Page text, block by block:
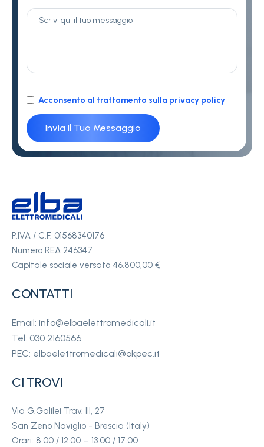
Acconsento al trattamento sulla privacy policy
P.IVA / C.F. 01568340176
Numero REA 246347
Capitale sociale versato 46.800,00 €
CONTATTI
Email: info@elbaelettromedicali.it
Tel: 030 2160566
PEC: elbaelettromedicali@okpec.it
CI TROVI
Via G.Galilei Trav. III, 27
San Zeno Naviglio - Brescia (Italy)
Orari: 8:00 / 12:00 – 13:00 / 17:00